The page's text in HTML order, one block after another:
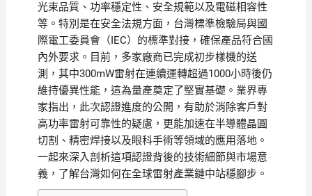
光束品質、功率穩定性、安全規範以及電磁相容性
等。特別是在安全法規方面，台灣標準檢驗局與國
際電工委員會（IEC）的標準對接，確保產品符合國
內外要求。目前，多家廠商已完成初步樣機的送
測，其中300mW雷射在連續運轉超過1000小時後仍
維持優異性能，這為量產奠定了堅實基礎。業界專
家指出，此次認證進度的公開，有助於消除客戶對
高功率雷射可靠性的疑慮，更能加速在半導體晶圓
切割、精密焊接以及眼科手術等領域的應用落地。
一起來深入剖析這項認證背後的技術細節與市場意
義，了解台灣如何在全球雷射產業鏈中站穩腳步。